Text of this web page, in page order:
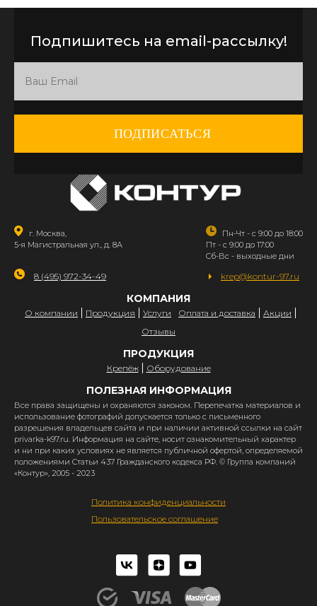
Подпишитесь на email-рассылку!
ПОДПИСАТЬСЯ
г. Москва,
5-я Магистральная ул., д. 8А
Пн-Чт - с 9:00 до 18:00
Пт - с 9:00 до 17:00
Сб-Вс - выходные дни
8 (495) 972-34-49 krep@kontur-97.ru
КОМПАНИЯ
О компании Продукция Услуги Оплата и доставка
Акции
Отзывы
ПРОДУКЦИЯ
Крепёж Оборудование
ПОЛЕЗНАЯ ИНФОРМАЦИЯ
Все права защищены и охраняются законом. Перепечатка материалов и
использование фотографий допускается только с письменного
разрешения владельцев сайта и при наличии активной ссылки на сайт
privarka-k97.ru. Информация на сайте, носит ознакомительный характер
и ни при каких условиях не является публичной офертой, определяемой
положениями Статьи 437 Гражданского кодекса РФ. © Группа компаний
«Контур», 2005 - 2023
Политика конфиденциальности
Пользовательское соглашение